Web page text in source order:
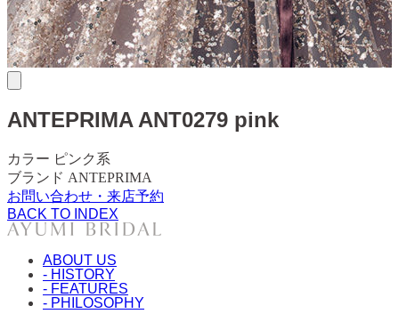
ANTEPRIMA ANT0279 pink
カラー ピンク系
ブランド ANTEPRIMA
お問い合わせ・来店予約
BACK TO INDEX
ABOUT US
- HISTORY
- FEATURES
- PHILOSOPHY